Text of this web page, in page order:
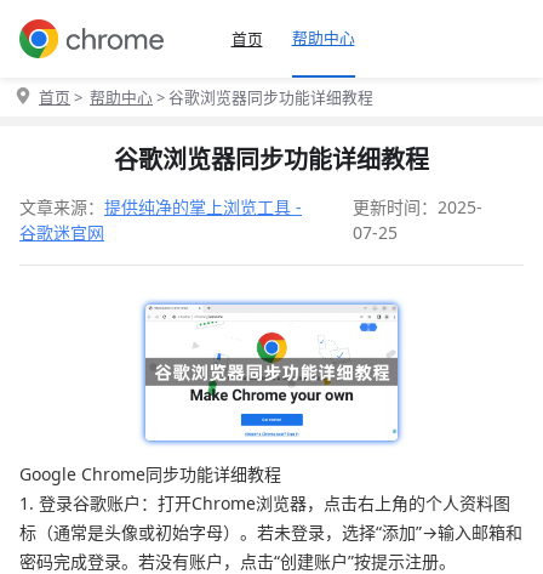
首页 帮助中心
首页 > 帮助中心> 谷歌浏览器同步功能详细教程
谷歌浏览器同步功能详细教程
文章来源： 提供纯净的掌上浏览工具 -
谷歌迷官网
更新时间：2025-
07-25
Google Chrome同步功能详细教程
1. 登录谷歌账户：打开Chrome浏览器，点击右上角的个人资料图
标（通常是头像或初始字母）。若未登录，选择“添加”→输入邮箱和
密码完成登录。若没有账户，点击“创建账户”按提示注册。